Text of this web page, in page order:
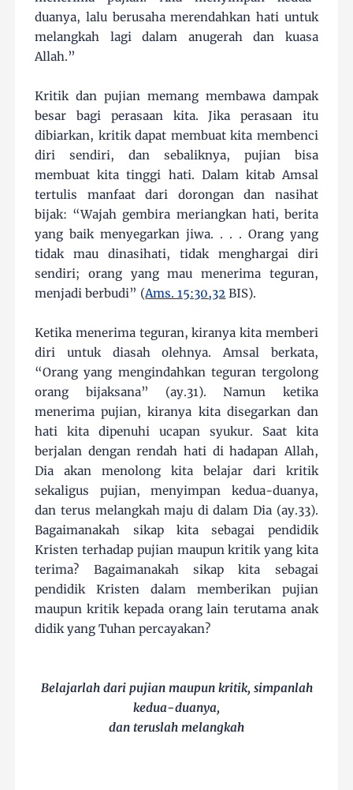
duanya, lalu berusaha merendahkan hati untuk
melangkah lagi dalam anugerah dan kuasa
Allah.”
Kritik dan pujian memang membawa dampak
besar bagi perasaan kita. Jika perasaan itu
dibiarkan, kritik dapat membuat kita membenci
diri sendiri, dan sebaliknya, pujian bisa
membuat kita tinggi hati. Dalam kitab Amsal
tertulis manfaat dari dorongan dan nasihat
bijak: “Wajah gembira meriangkan hati, berita
yang baik menyegarkan jiwa. . . . Orang yang
tidak mau dinasihati, tidak menghargai diri
sendiri; orang yang mau menerima teguran,
menjadi berbudi” (Ams. 15:30,32 BIS).
Ketika menerima teguran, kiranya kita memberi
diri untuk diasah olehnya. Amsal berkata,
“Orang yang mengindahkan teguran tergolong
orang bijaksana” (ay.31). Namun ketika
menerima pujian, kiranya kita disegarkan dan
hati kita dipenuhi ucapan syukur. Saat kita
berjalan dengan rendah hati di hadapan Allah,
Dia akan menolong kita belajar dari kritik
sekaligus pujian, menyimpan kedua-duanya,
dan terus melangkah maju di dalam Dia (ay.33).
Bagaimanakah sikap kita sebagai pendidik
Kristen terhadap pujian maupun kritik yang kita
terima? Bagaimanakah sikap kita sebagai
pendidik Kristen dalam memberikan pujian
maupun kritik kepada orang lain terutama anak
didik yang Tuhan percayakan?
Belajarlah dari pujian maupun kritik, simpanlah
kedua-duanya,
dan teruslah melangkah